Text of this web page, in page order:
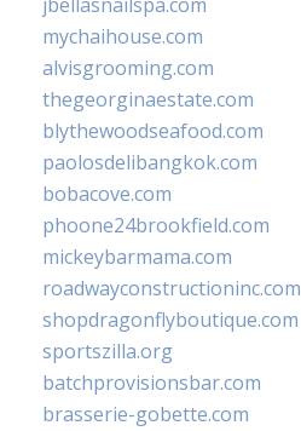
mychaihouse.com
alvisgrooming.com
thegeorginaestate.com
blythewoodseafood.com
paolosdelibangkok.com
bobacove.com
phoone24brookfield.com
mickeybarmama.com
roadwayconstructioninc.com
shopdragonflyboutique.com
sportszilla.org
batchprovisionsbar.com
brasserie-gobette.com